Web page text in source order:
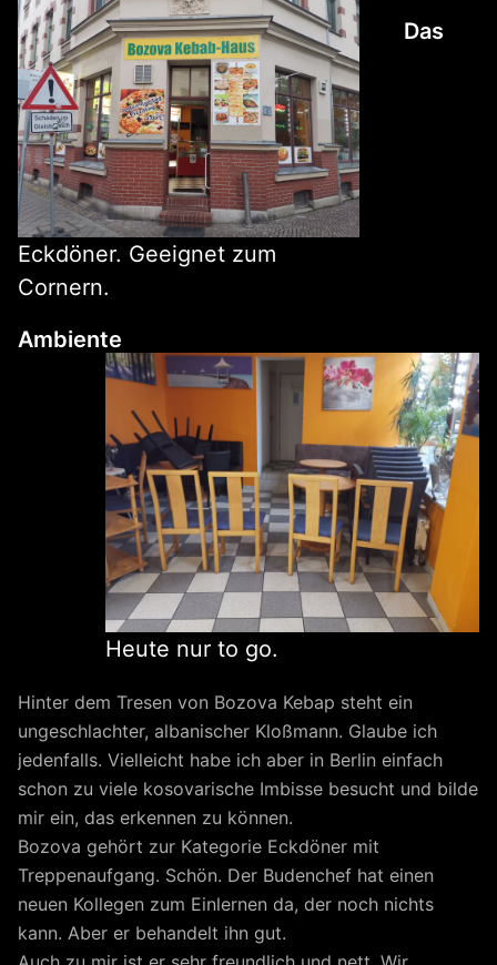
Eckdöner. Geeignet zum
Cornern.
Das
Ambiente
Heute nur to go.
Hinter dem Tresen von Bozova Kebap steht ein
ungeschlachter, albanischer Kloßmann. Glaube ich
jedenfalls. Vielleicht habe ich aber in Berlin einfach
schon zu viele kosovarische Imbisse besucht und bilde
mir ein, das erkennen zu können.
Bozova gehört zur Kategorie Eckdöner mit
Treppenaufgang. Schön. Der Budenchef hat einen
neuen Kollegen zum Einlernen da, der noch nichts
kann. Aber er behandelt ihn gut.